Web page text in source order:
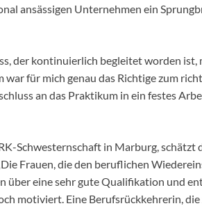
ansässigen Unternehmen ein
der kontinuierlich begleitet worden
für mich genau das Richtige zum
an das Praktikum in ein festes
Schwesternschaft in Marburg, schätzt
Frauen, die den beruflichen
über eine sehr gute Qualifikation und
motiviert. Eine Berufsrückkehrerin,